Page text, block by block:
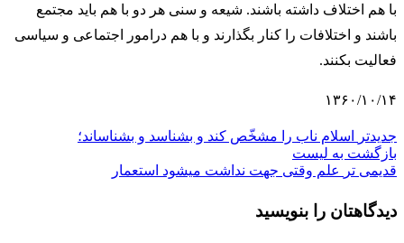
با هم اختلاف داشته باشند. شیعه و سنی هر دو با هم باید مجتمع
باشند و اختلافات را کنار بگذارند و با هم درامور اجتماعی و سیاسی
فعالیت بکنند.
۱۳۶۰/۱۰/۱۴
جدیدتر
اسلام ناب را مشخّص کند و بشناسد و بشناساند؛
بازگشت به لیست
قدیمی تر
علم وقتی جهت نداشت میشود استعمار
دیدگاهتان را بنویسید